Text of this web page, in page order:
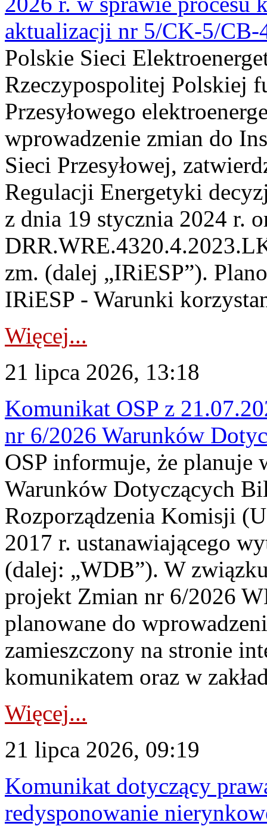
aktualizacji nr 5/CK-5/CB-
Polskie Sieci
Rzeczypospolitej Polskiej
Przesyłowego
wprowadzenie zmian do
Sieci Przesyłowej,
Regulacji Energetyki
z dnia 19 stycznia 2024 r.
zm. (dalej „IRiESP”).
IRiESP - Warunki
Więcej...
21 lipca 2026, 13:18
Komunikat OSP z
nr 6/2026 Warunków
OSP informuje, że planuje
Warunków Dotyczących
Rozporządzenia Komisji
2017 r. ustanawiającego
(dalej: „WDB”). W
projekt Zmian nr 6/2026
planowane do
zamieszczony na stronie
komunikatem oraz w
Więcej...
21 lipca 2026, 09:19
Komunikat dotyczący
redysponowanie